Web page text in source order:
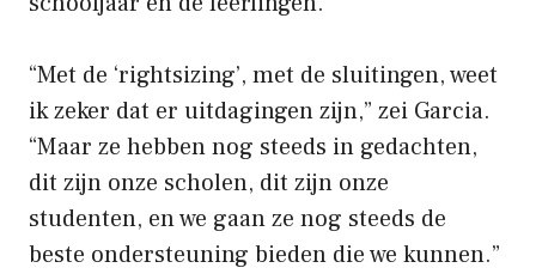
“Met de ‘rightsizing’, met de sluitingen, weet
ik zeker dat er uitdagingen zijn,” zei Garcia.
“Maar ze hebben nog steeds in gedachten,
dit zijn onze scholen, dit zijn onze
studenten, en we gaan ze nog steeds de
beste ondersteuning bieden die we kunnen.”